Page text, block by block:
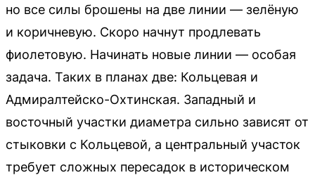
но все силы брошены на две линии — зелёную
и коричневую. Скоро начнут продлевать
фиолетовую. Начинать новые линии — особая
задача. Таких в планах две: Кольцевая и
Адмиралтейско-Охтинская. Западный и
восточный участки диаметра сильно зависят от
стыковки с Кольцевой, а центральный участок
требует сложных пересадок в историческом